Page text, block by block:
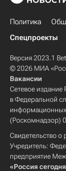
Политика
Спецпроекты
Версия 2023.1
© 2026 МИА
Вакансии
Сетевое издание
в Федеральной
(Роскомнадзор)
Свидетельство
Учредитель:
предприятие
«Россия